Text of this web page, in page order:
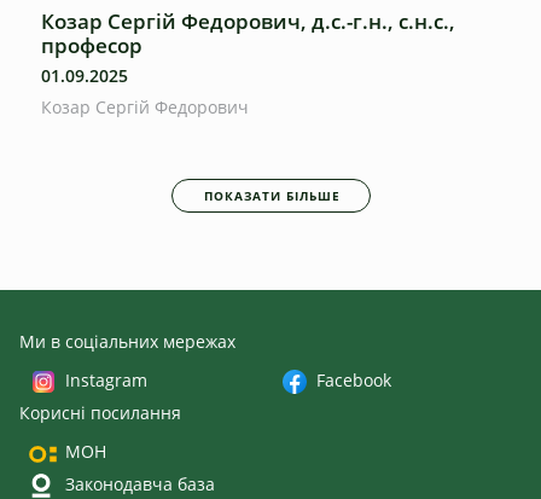
Козар Сергій Федорович, д.с.-г.н., с.н.с.,
професор
01.09.2025
Козар Сергій Федорович
ПОКАЗАТИ БІЛЬШЕ
Ми в соціальних мережах
Instagram
Facebook
Корисні посилання
МОН
Законодавча база